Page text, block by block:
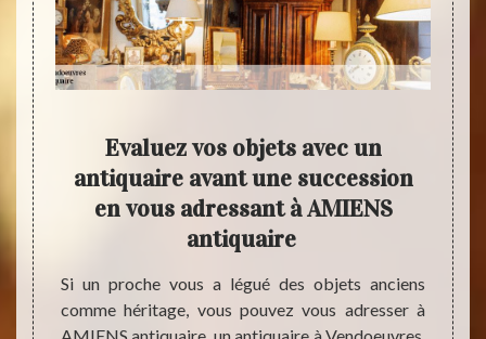
de
son
Evaluez vos objets avec un
antiquaire avant une succession
en vous adressant à AMIENS
antiquaire
Si un proche vous a légué des objets anciens
comme héritage, vous pouvez vous adresser à
Si